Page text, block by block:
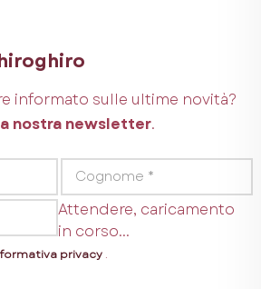
informato sulle ultime novità?
nostra newsletter.
Attendere, caricamento
in corso...
privacy .